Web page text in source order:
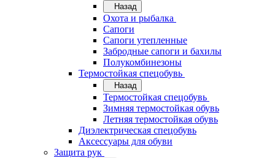
Назад
Охота и рыбалка
Сапоги
Сапоги утепленные
Забродные сапоги и бахилы
Полукомбинезоны
Термостойкая спецобувь
Назад
Термостойкая спецобувь
Зимняя термостойкая обувь
Летняя термостойкая обувь
Диэлектрическая спецобувь
Аксессуары для обуви
Защита рук